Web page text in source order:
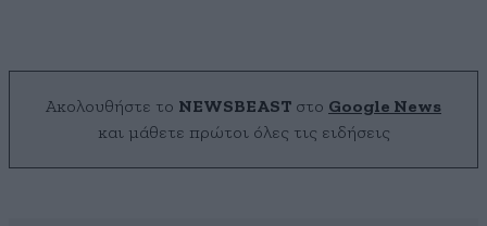
Ακολουθήστε το NEWSBEAST στο Google News
και μάθετε πρώτοι όλες τις ειδήσεις